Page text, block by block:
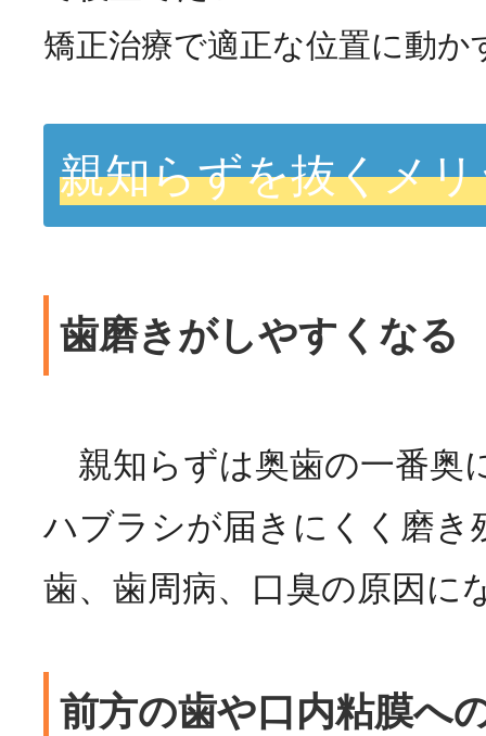
矯正治療で適正な位置に動か
親知らずを抜くメ
歯磨きがしやすくなる
親知らずは奥歯の一番奥
ハブラシが届きにくく磨き
歯、歯周病、口臭の原因に
前方の歯や口内粘膜へ